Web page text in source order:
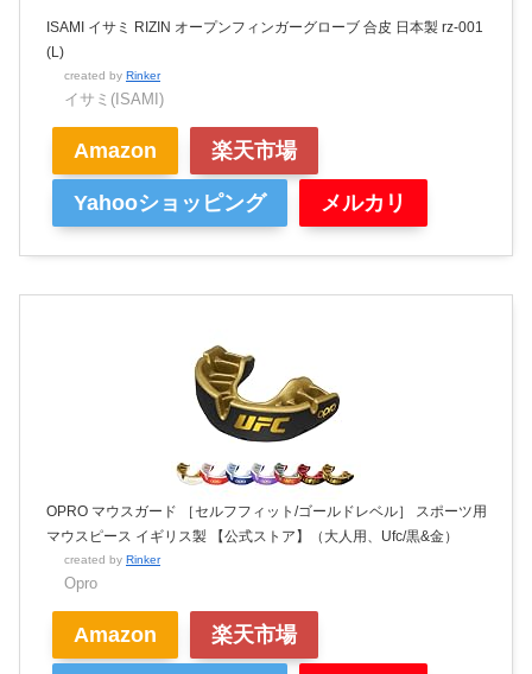
ISAMI イサミ RIZIN オープンフィンガーグローブ 合皮 日本製 rz-001
(L)
created by Rinker
イサミ(ISAMI)
Amazon 楽天市場
Yahooショッピング メルカリ
OPRO マウスガード ［セルフフィット/ゴールドレベル］ スポーツ用
マウスピース イギリス製 【公式ストア】（大人用、Ufc/黒&金）
created by Rinker
Opro
Amazon 楽天市場